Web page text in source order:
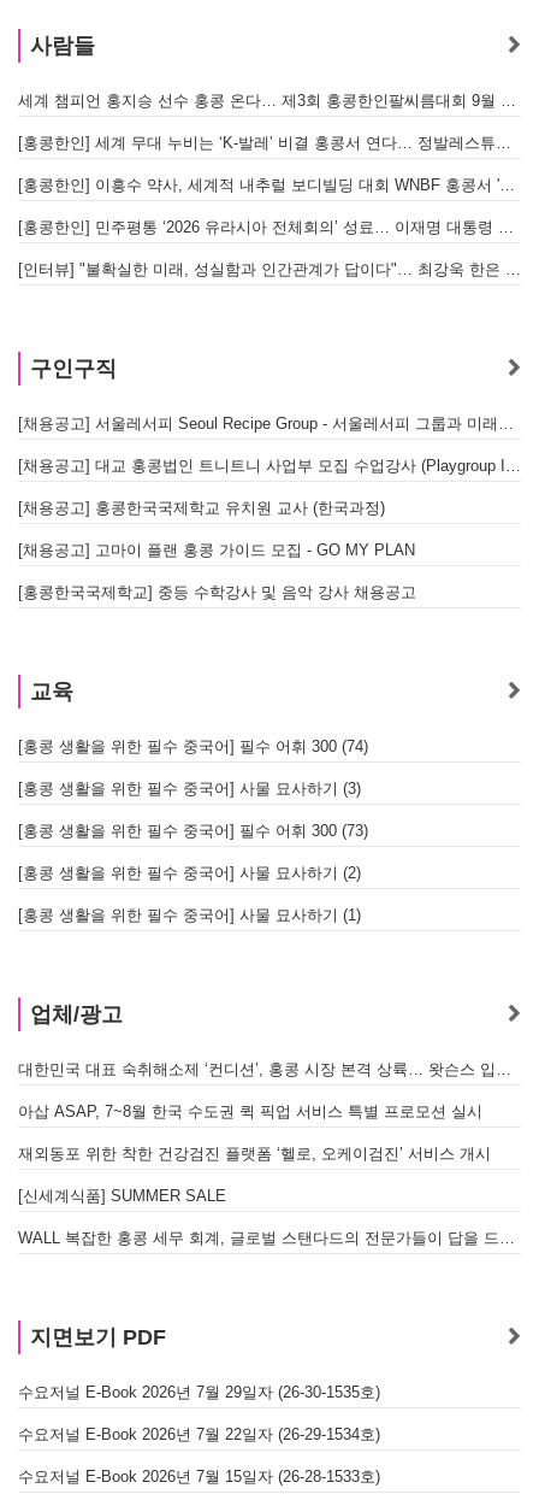
사람들
세계 챔피언 홍지승 선수 홍콩 온다… 제3회 홍콩한인팔씨름대회 9월 12일 개최
[홍콩한인] 세계 무대 누비는 ‘K-발레’ 비결 홍콩서 연다… 정발레스튜디오 개원
[홍콩한인] 이흥수 약사, 세계적 내추럴 보디빌딩 대회 WNBF 홍콩서 '마스터 부문 1위' 기염
[홍콩한인] 민주평통 ‘2026 유라시아 전체회의’ 성료… 이재명 대통령 참석으로 의미 더해
[인터뷰] "불확실한 미래, 성실함과 인간관계가 답이다"… 최강욱 한은 부소장이 청소년들에게 전하는 응원
구인구직
[채용공고] 서울레서피 Seoul Recipe Group - 서울레서피 그룹과 미래를 함께할 유능한 인재를 모십니다
[채용공고] 대교 홍콩법인 트니트니 사업부 모집 수업강사 (Playgroup Instructor)
[채용공고] 홍콩한국국제학교 유치원 교사 (한국과정)
[채용공고] 고마이 플랜 홍콩 가이드 모집 - GO MY PLAN
[홍콩한국국제학교] 중등 수학강사 및 음악 강사 채용공고
교육
[홍콩 생활을 위한 필수 중국어] 필수 어휘 300 (74)
[홍콩 생활을 위한 필수 중국어] 사물 묘사하기 (3)
[홍콩 생활을 위한 필수 중국어] 필수 어휘 300 (73)
[홍콩 생활을 위한 필수 중국어] 사물 묘사하기 (2)
[홍콩 생활을 위한 필수 중국어] 사물 묘사하기 (1)
업체/광고
대한민국 대표 숙취해소제 ‘컨디션’, 홍콩 시장 본격 상륙… 왓슨스 입점 기념 할인 행사 진행
아삽 ASAP, 7~8월 한국 수도권 퀵 픽업 서비스 특별 프로모션 실시
재외동포 위한 착한 건강검진 플랫폼 ‘헬로, 오케이검진’ 서비스 개시
[신세계식품] SUMMER SALE
WALL 복잡한 홍콩 세무 회계, 글로벌 스탠다드의 전문가들이 답을 드립니다! - 법인설립, 회계, 감사
지면보기 PDF
수요저널 E-Book 2026년 7월 29일자 (26-30-1535호)
수요저널 E-Book 2026년 7월 22일자 (26-29-1534호)
수요저널 E-Book 2026년 7월 15일자 (26-28-1533호)